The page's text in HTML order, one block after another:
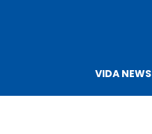
VIDA NEWS